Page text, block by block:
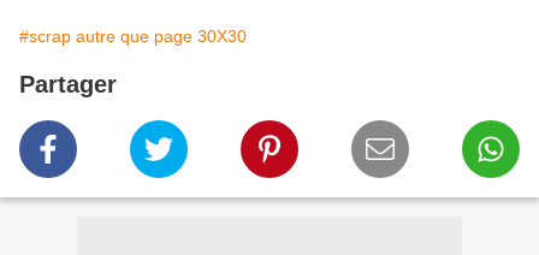
#scrap autre que page 30X30
Partager